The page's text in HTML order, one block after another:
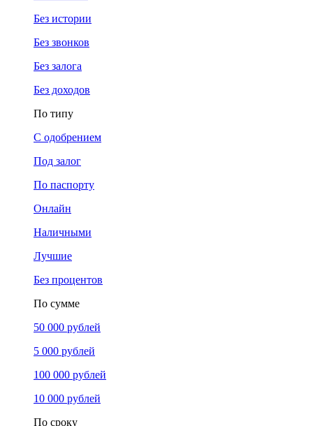
Без истории
Без звонков
Без залога
Без доходов
По типу
С одобрением
Под залог
По паспорту
Онлайн
Наличными
Лучшие
Без процентов
По сумме
50 000 рублей
5 000 рублей
100 000 рублей
10 000 рублей
По сроку